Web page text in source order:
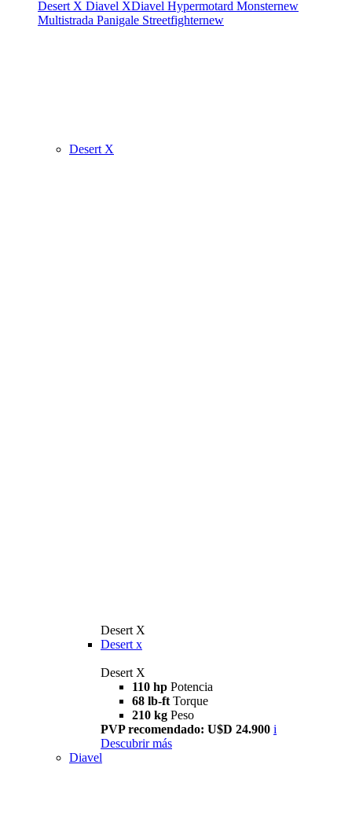
Desert X Diavel XDiavel Hypermotard Monsternew
Multistrada Panigale Streetfighternew
Desert X
Desert X
Desert x
Desert X
110 hp Potencia
68 lb-ft Torque
210 kg Peso
PVP recomendado: U$D 24.900 i
Descubrir más
Diavel